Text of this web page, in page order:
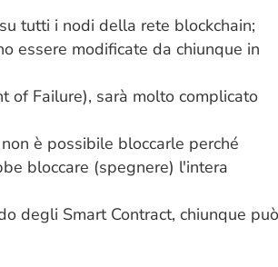
il
volume.
tutti i nodi della rete blockchain;
essere modificate da chiunque in
of Failure), sarà molto complicato
è possibile bloccarle perché
bloccare (spegnere) l'intera
degli Smart Contract, chiunque può